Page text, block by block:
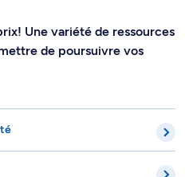
Une variété de ressources
de poursuivre vos